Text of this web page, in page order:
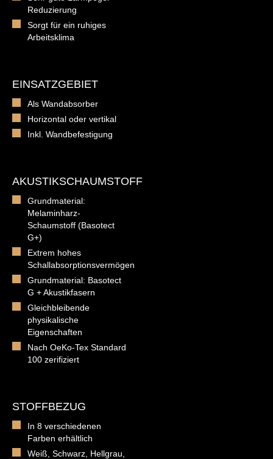
Reduzierung
Sorgt für ein ruhiges
Arbeitsklima
EINSATZGEBIET
Als Wandabsorber
Horizontal oder vertikal
Inkl. Wandbefestigung
AKUSTIKSCHAUMSTOFF
Grundmaterial:
Melaminharz-
Schaumstoff (Basotect
G+)
Extrem hohes
Schallabsorptionsvermögen
Grundmaterial: Basotect
G + Akustikfasern
Gleichbleibende
physikalische
Eigenschaften
Nach OeKo-Tex Standard
100 zerifiziert
STOFFBEZUG
In 8 verschiedenen
Farben erhältlich
Weiß, Schwarz, Hellgrau,